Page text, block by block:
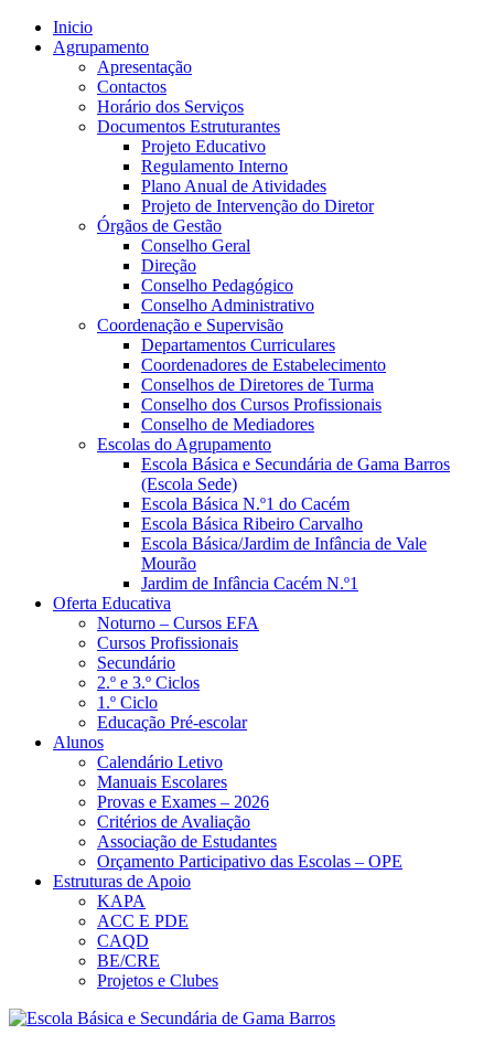
Inicio
Agrupamento
Apresentação
Contactos
Horário dos Serviços
Documentos Estruturantes
Projeto Educativo
Regulamento Interno
Plano Anual de Atividades
Projeto de Intervenção do Diretor
Órgãos de Gestão
Conselho Geral
Direção
Conselho Pedagógico
Conselho Administrativo
Coordenação e Supervisão
Departamentos Curriculares
Coordenadores de Estabelecimento
Conselhos de Diretores de Turma
Conselho dos Cursos Profissionais
Conselho de Mediadores
Escolas do Agrupamento
Escola Básica e Secundária de Gama Barros
(Escola Sede)
Escola Básica N.º1 do Cacém
Escola Básica Ribeiro Carvalho
Escola Básica/Jardim de Infância de Vale
Mourão
Jardim de Infância Cacém N.º1
Oferta Educativa
Noturno – Cursos EFA
Cursos Profissionais
Secundário
2.º e 3.º Ciclos
1.º Ciclo
Educação Pré-escolar
Alunos
Calendário Letivo
Manuais Escolares
Provas e Exames – 2026
Critérios de Avaliação
Associação de Estudantes
Orçamento Participativo das Escolas – OPE
Estruturas de Apoio
KAPA
ACC E PDE
CAQD
BE/CRE
Projetos e Clubes